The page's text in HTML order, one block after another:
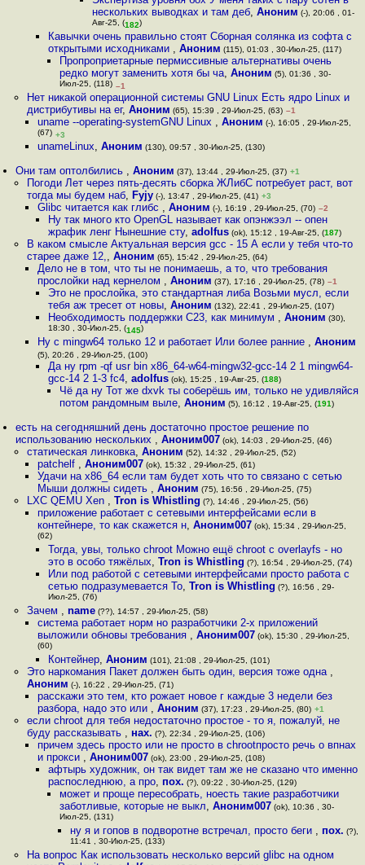
нескольких выводках и там деб, Аноним (-), 20:06 , 01-
Авг-25, (182)
Кавычки очень правильно стоят Сборная солянка из софта с
открытыми исходниками ,Аноним (115), 01:03 , 30-Июл-25, (117)
Пропроприетарные пермиссивные альтернативы очень
редко могут заменить хотя бы ча, Аноним (5), 01:36 , 30-
Июл-25, (118) –1
Нет никакой операционной системы GNU Linux Есть ядро Linux и
дистрибутивы на ег, Аноним (65), 15:39 , 29-Июл-25, (63) –1
uname --operating-systemGNU Linux , Аноним (-), 16:05 , 29-Июл-25,
(67) +3
unameLinux, Аноним (130), 09:57 , 30-Июл-25, (130)
Они там оптолбились ,Аноним (37), 13:44 , 29-Июл-25, (37) +1
Погоди Лет через пять-десять сборка ЖЛибС потребует раст, вот
тогда мы будем наб, Fyjy(-), 13:47 , 29-Июл-25, (41) +3
Glibc читается как глибс , Аноним (-), 16:19 , 29-Июл-25, (70) –2
Ну так много кто OpenGL называет как опэнжээл -- опен
жрафик ленг Нынешние сту,adolfus (ok), 15:12 , 19-Авг-25, (187)
В каком смысле Актуальная версия gcc - 15 А если у тебя что-то
старее даже 12,, Аноним (65), 15:42 , 29-Июл-25, (64)
Дело не в том, что ты не понимаешь, а то, что требования
прослойки над кернелом , Аноним (37), 17:16 , 29-Июл-25, (78) –1
Это не прослойка, это стандартная либа Возьми мусл, если
тебя аж тресет от новы,Аноним (132), 22:41 , 29-Июл-25, (107)
Необходимость поддержки C23, как минимум ,Аноним (30),
18:30 , 30-Июл-25, (145)
Ну с mingw64 только 12 и работает Или более ранние , Аноним
(5), 20:26 , 29-Июл-25, (100)
Да ну rpm -qf usr bin x86_64-w64-mingw32-gcc-14 2 1 mingw64-
gcc-14 2 1-3 fc4,adolfus (ok), 15:25 , 19-Авг-25, (188)
Чё да ну Тот же dxvk ты соберёшь им, только не удивляйся
потом рандомным выле, Аноним (5), 16:12 , 19-Авг-25, (191)
есть на сегодняшний день достаточно простое решение по
использованию нескольких ,Аноним007 (ok), 14:03 , 29-Июл-25, (46)
статическая линковка, Аноним (52), 14:32 , 29-Июл-25, (52)
patchelf , Аноним007(ok), 15:32 , 29-Июл-25, (61)
Удачи на х86_64 если там будет хоть что то связано с сетью
Мыши должны сидеть , Аноним (75), 16:56 , 29-Июл-25, (75)
LXC QEMU Xen , Tron is Whistling (?), 14:46 , 29-Июл-25, (56)
приложение работает с сетевыми интерфейсами если в
контейнере, то как скажется н, Аноним007(ok), 15:34 , 29-Июл-25,
(62)
Тогда, увы, только chroot Можно ещё chroot с overlayfs - но
это в особо тяжёлых,Tron is Whistling (?), 16:54 , 29-Июл-25, (74)
Или под работой с сетевыми интерфейсами просто работа с
сетью подразумевается То,Tron is Whistling (?), 16:56 , 29-
Июл-25, (76)
Зачем , name(??), 14:57 , 29-Июл-25, (58)
система работает норм но разработчики 2-х приложений
выложили обновы требования , Аноним007(ok), 15:30 , 29-Июл-25,
(60)
Контейнер,Аноним (101), 21:08 , 29-Июл-25, (101)
Это наркомания Пакет должен быть один, версия тоже одна ,
Аноним (-), 16:22 , 29-Июл-25, (71)
расскажи это тем, кто рожает новое г каждые 3 недели без
разбора, надо это или , Аноним (37), 17:23 , 29-Июл-25, (80) +1
если chroot для тебя недостаточно простое - то я, пожалуй, не
буду рассказывать , нах. (?), 22:34 , 29-Июл-25, (106)
причем здесь просто или не просто в chrootпросто речь о впнах
и прокси , Аноним007(ok), 23:00 , 29-Июл-25, (108)
афтырь художник, он так видет там же не сказано что именно
распоследнюю, а про, пох. (?), 09:22 , 30-Июл-25, (129)
может и проще пересобрать, ноесть такие разработчики
заботливые, которые не выкл, Аноним007(ok), 10:36 , 30-
Июл-25, (131)
ну я и гопов в подворотне встречал, просто беги , пох. (?),
11:41 , 30-Июл-25, (133)
На вопрос Как использовать несколько версий glibc на одном